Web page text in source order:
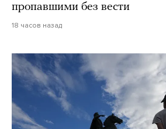
пропавшими без вести
18 часов назад